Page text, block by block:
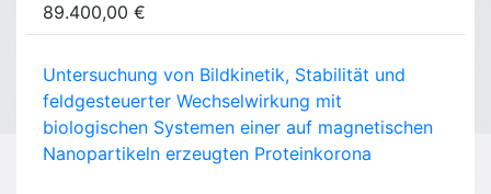
89.400,00 €
Untersuchung von Bildkinetik, Stabilität und
feldgesteuerter Wechselwirkung mit
biologischen Systemen einer auf magnetischen
Nanopartikeln erzeugten Proteinkorona